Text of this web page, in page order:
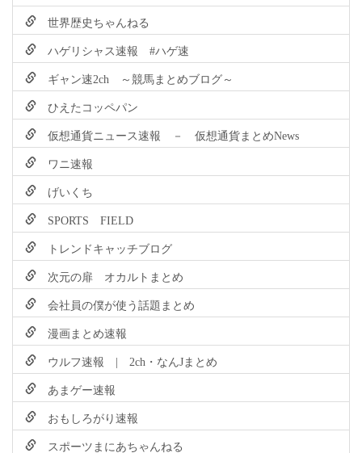
世界歴史ちゃんねる
ハゲリシャス速報 #ハゲ速
ギャン速2ch ～競馬まとめブログ～
ひえたコッペパン
仮想通貨ニュース速報 － 仮想通貨まとめNews
ワニ速報
げいくち
SPORTS FIELD
トレンドキャッチブログ
次元の扉 オカルトまとめ
会社員の僕が使う話題まとめ
漫画まとめ速報
ウルフ速報 | 2ch・なんJまとめ
あまゲー速報
おもしろがり速報
スポーツまにあちゃんねる